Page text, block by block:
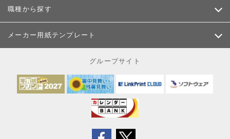
職種から探す
メーカー用紙テンプレート
グループサイト